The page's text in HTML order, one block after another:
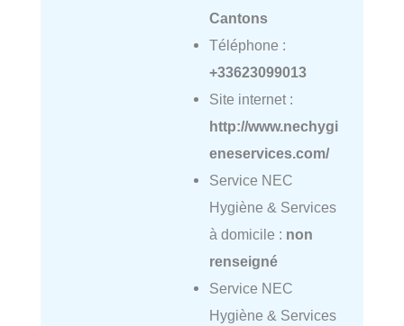
Cantons
Téléphone :
+33623099013
Site internet :
http://www.nechygi
eneservices.com/
Service NEC
Hygiène & Services
à domicile : non
renseigné
Service NEC
Hygiène & Services